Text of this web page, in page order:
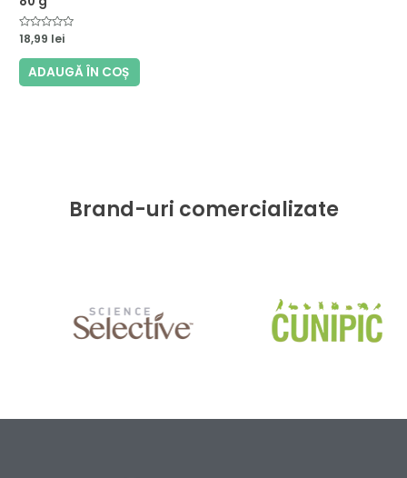
Evaluat
la
0
din
18,99 lei
ADAUGĂ ÎN COȘ
Brand-uri comercializate